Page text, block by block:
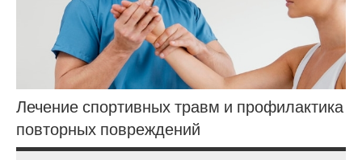
Лечение спортивных травм и профилактика
повторных повреждений